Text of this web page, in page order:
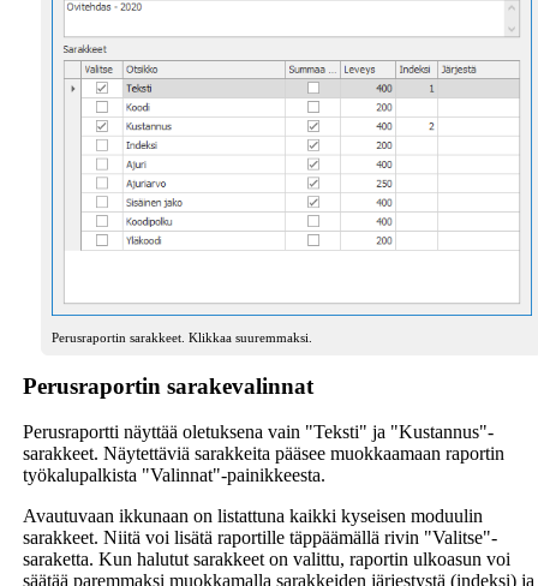
Perusraportin sarakkeet. Klikkaa suuremmaksi.
Perusraportin sarakevalinnat
Perusraportti näyttää oletuksena vain "Teksti" ja "Kustannus"-
sarakkeet. Näytettäviä sarakkeita pääsee muokkaamaan raportin
työkalupalkista "Valinnat"-painikkeesta.
Avautuvaan ikkunaan on listattuna kaikki kyseisen moduulin
sarakkeet. Niitä voi lisätä raportille täppäämällä rivin "Valitse"-
saraketta. Kun halutut sarakkeet on valittu, raportin ulkoasun voi
säätää paremmaksi muokkamalla sarakkeiden järjestystä (indeksi) ja